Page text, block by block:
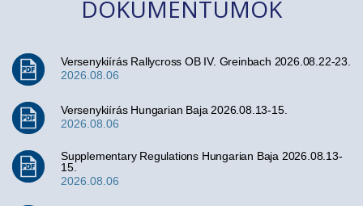
DOKUMENTUMOK
Versenykiírás Rallycross OB IV. Greinbach 2026.08.22-23.
2026.08.06
Versenykiírás Hungarian Baja 2026.08.13-15.
2026.08.06
Supplementary Regulations Hungarian Baja 2026.08.13-
15.
2026.08.06